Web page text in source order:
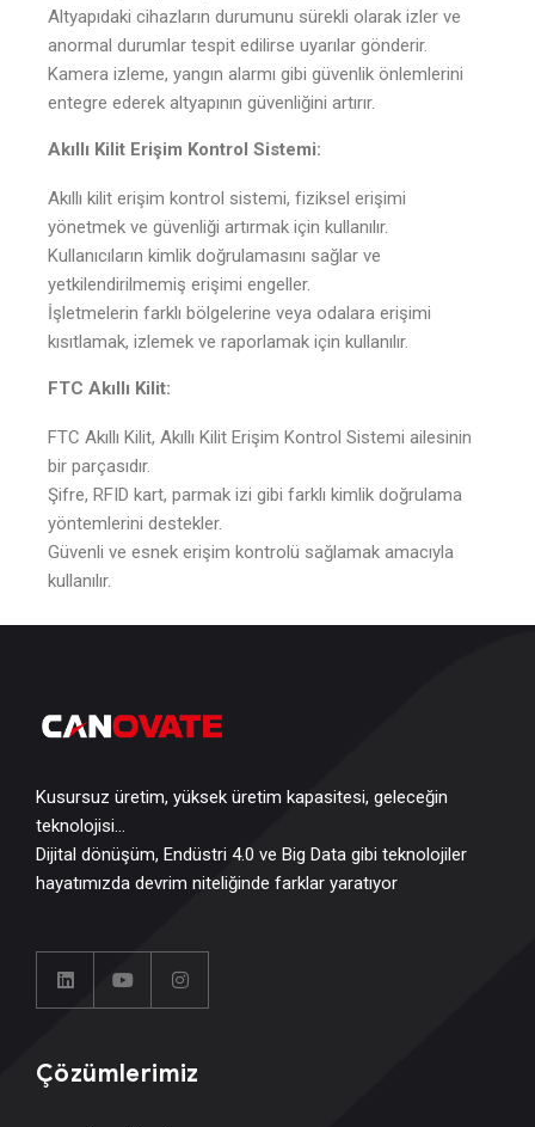
Altyapıdaki cihazların durumunu sürekli olarak izler ve
anormal durumlar tespit edilirse uyarılar gönderir.
Kamera izleme, yangın alarmı gibi güvenlik önlemlerini
entegre ederek altyapının güvenliğini artırır.
Akıllı Kilit Erişim Kontrol Sistemi:
Akıllı kilit erişim kontrol sistemi, fiziksel erişimi
yönetmek ve güvenliği artırmak için kullanılır.
Kullanıcıların kimlik doğrulamasını sağlar ve
yetkilendirilmemiş erişimi engeller.
İşletmelerin farklı bölgelerine veya odalara erişimi
kısıtlamak, izlemek ve raporlamak için kullanılır.
FTC Akıllı Kilit:
FTC Akıllı Kilit, Akıllı Kilit Erişim Kontrol Sistemi ailesinin
bir parçasıdır.
Şifre, RFID kart, parmak izi gibi farklı kimlik doğrulama
yöntemlerini destekler.
Güvenli ve esnek erişim kontrolü sağlamak amacıyla
kullanılır.
Kusursuz üretim, yüksek üretim kapasitesi, geleceğin
teknolojisi…
Dijital dönüşüm, Endüstri 4.0 ve Big Data gibi teknolojiler
hayatımızda devrim niteliğinde farklar yaratıyor
Çözümlerimiz